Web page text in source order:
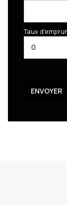
Taux
ENVOYER